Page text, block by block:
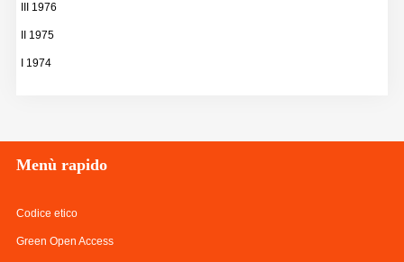
III 1976
II 1975
I 1974
Menù rapido
Codice etico
Green Open Access